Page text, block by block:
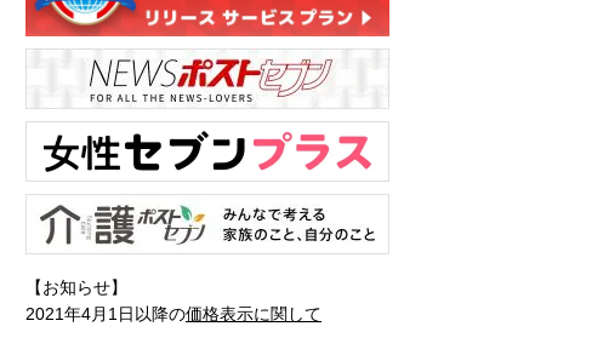
【お知らせ】
2021年4月1日以降の価格表示に関して